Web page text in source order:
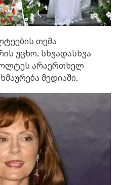
თემა
უცხო. სხვადასხვა
არაერთხელ
მედიაში.